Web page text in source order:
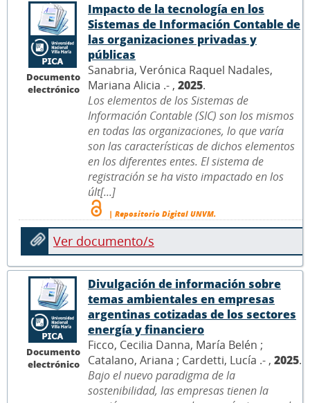
Documento
electrónico
Impacto de la tecnología en los
Sistemas de Información Contable de
las organizaciones privadas y
públicas
Sanabria, Verónica Raquel Nadales,
Mariana Alicia .- , 2025.
Los elementos de los Sistemas de
Información Contable (SIC) son los mismos
en todas las organizaciones, lo que varía
son las características de dichos elementos
en los diferentes entes. El sistema de
registración se ha visto impactado en los
últ[...]
| Repositorio Digital UNVM.
Ver documento/s
Documento
electrónico
Divulgación de información sobre
temas ambientales en empresas
argentinas cotizadas de los sectores
energía y financiero
Ficco, Cecilia Danna, María Belén ;
Catalano, Ariana ; Cardetti, Lucía .- , 2025.
Bajo el nuevo paradigma de la
sostenibilidad, las empresas tienen la